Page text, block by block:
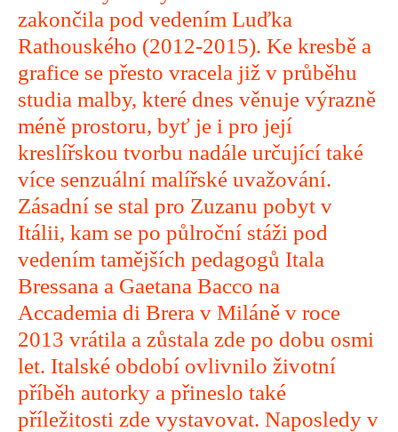
zakončila pod vedením Luďka
Rathouského (2012-2015). Ke kresbě a
grafice se přesto vracela již v průběhu
studia malby, které dnes věnuje výrazně
méně prostoru, byť je i pro její
kreslířskou tvorbu nadále určující také
více senzuální malířské uvažování.
Zásadní se stal pro Zuzanu pobyt v
Itálii, kam se po půlroční stáži pod
vedením tamějších pedagogů Itala
Bressana a Gaetana Bacco na
Accademia di Brera v Miláně v roce
2013 vrátila a zůstala zde po dobu osmi
let. Italské období ovlivnilo životní
příběh autorky a přineslo také
příležitosti zde vystavovat. Naposledy v